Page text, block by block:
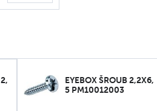
EYEBOX ŠROUB 2,2X6,
5 PM10012003